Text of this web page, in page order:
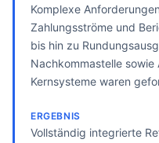
Komplexe
Zahlungsströme und
bis hin zu
Nachkommastelle
Kernsysteme waren
ERGEBNIS
Vollständig integrierte